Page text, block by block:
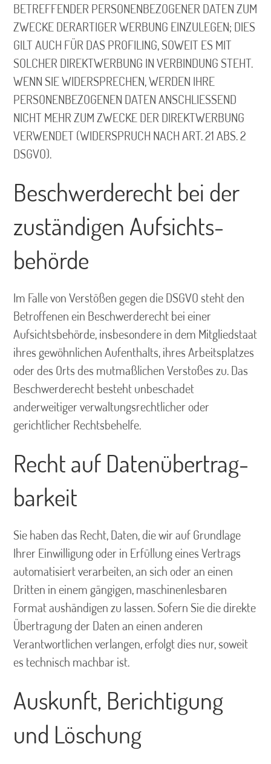
BETREFFENDER PERSONENBEZOGENER DATEN ZUM
ZWECKE DERARTIGER WERBUNG EINZULEGEN; DIES
GILT AUCH FÜR DAS PROFILING, SOWEIT ES MIT
SOLCHER DIREKTWERBUNG IN VERBINDUNG STEHT.
WENN SIE WIDERSPRECHEN, WERDEN IHRE
PERSONENBEZOGENEN DATEN ANSCHLIESSEND
NICHT MEHR ZUM ZWECKE DER DIREKTWERBUNG
VERWENDET (WIDERSPRUCH NACH ART. 21 ABS. 2
DSGVO).
Beschwerde­recht bei der
zuständigen Aufsichts­
behörde
Im Falle von Verstößen gegen die DSGVO steht den
Betroffenen ein Beschwerderecht bei einer
Aufsichtsbehörde, insbesondere in dem Mitgliedstaat
ihres gewöhnlichen Aufenthalts, ihres Arbeitsplatzes
oder des Orts des mutmaßlichen Verstoßes zu. Das
Beschwerderecht besteht unbeschadet
anderweitiger verwaltungsrechtlicher oder
gerichtlicher Rechtsbehelfe.
Recht auf Daten­übertrag­
barkeit
Sie haben das Recht, Daten, die wir auf Grundlage
Ihrer Einwilligung oder in Erfüllung eines Vertrags
automatisiert verarbeiten, an sich oder an einen
Dritten in einem gängigen, maschinenlesbaren
Format aushändigen zu lassen. Sofern Sie die direkte
Übertragung der Daten an einen anderen
Verantwortlichen verlangen, erfolgt dies nur, soweit
es technisch machbar ist.
Auskunft, Berichtigung
und Löschung